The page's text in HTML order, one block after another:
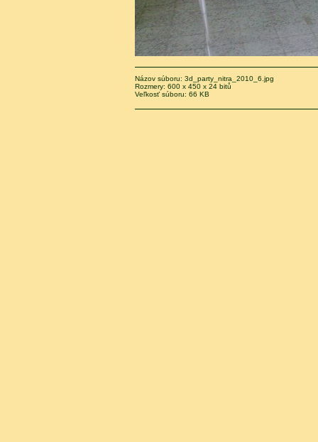
Názov súboru: 3d_party_nitra_2010_6.jpg
Rozmery: 600 x 450 x 24 bitů
Veľkosť súboru: 66 KB